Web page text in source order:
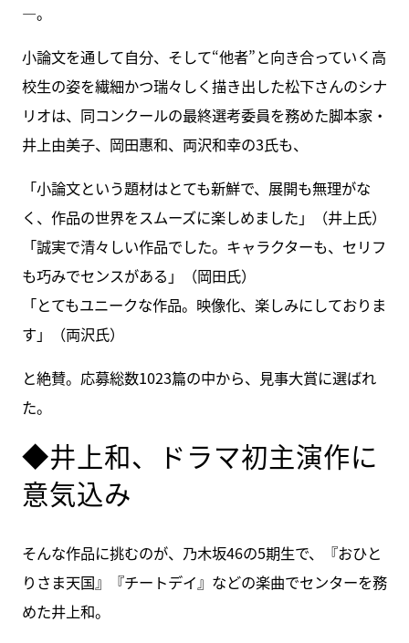
―。
小論文を通して自分、そして“他者”と向き合っていく高
校生の姿を繊細かつ瑞々しく描き出した松下さんのシナ
リオは、同コンクールの最終選考委員を務めた脚本家・
井上由美子、岡田惠和、両沢和幸の3氏も、
「小論文という題材はとても新鮮で、展開も無理がな
く、作品の世界をスムーズに楽しめました」（井上氏）
「誠実で清々しい作品でした。キャラクターも、セリフ
も巧みでセンスがある」（岡田氏）
「とてもユニークな作品。映像化、楽しみにしておりま
す」（両沢氏）
と絶賛。応募総数1023篇の中から、見事大賞に選ばれ
た。
◆井上和、ドラマ初主演作に
意気込み
そんな作品に挑むのが、乃木坂46の5期生で、『おひと
りさま天国』『チートデイ』などの楽曲でセンターを務
めた井上和。